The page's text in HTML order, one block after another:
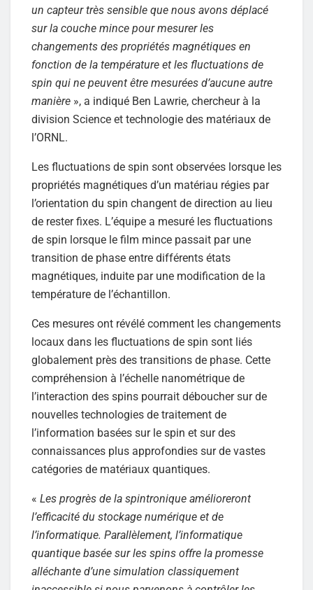
un capteur très sensible que nous avons déplacé
sur la couche mince pour mesurer les
changements des propriétés magnétiques en
fonction de la température et les fluctuations de
spin qui ne peuvent être mesurées d’aucune autre
manière », a indiqué Ben Lawrie, chercheur à la
division Science et technologie des matériaux de
l’ORNL.
Les fluctuations de spin sont observées lorsque les
propriétés magnétiques d’un matériau régies par
l’orientation du spin changent de direction au lieu
de rester fixes. L’équipe a mesuré les fluctuations
de spin lorsque le film mince passait par une
transition de phase entre différents états
magnétiques, induite par une modification de la
température de l’échantillon.
Ces mesures ont révélé comment les changements
locaux dans les fluctuations de spin sont liés
globalement près des transitions de phase. Cette
compréhension à l’échelle nanométrique de
l’interaction des spins pourrait déboucher sur de
nouvelles technologies de traitement de
l’information basées sur le spin et sur des
connaissances plus approfondies sur de vastes
catégories de matériaux quantiques.
« Les progrès de la spintronique amélioreront
l’efficacité du stockage numérique et de
l’informatique. Parallèlement, l’informatique
quantique basée sur les spins offre la promesse
alléchante d’une simulation classiquement